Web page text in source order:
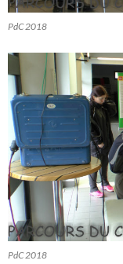
PdC 2018
PdC 2018